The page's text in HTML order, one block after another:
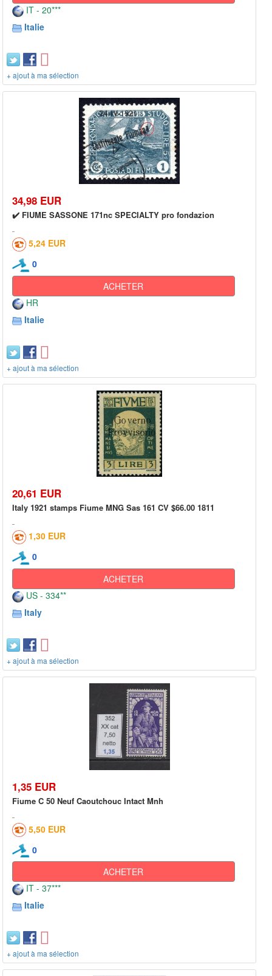
IT - 20***
Italie
+ ajout à ma sélection
34,98 EUR
✔️ FIUME SASSONE 171nc SPECIALTY pro fondazion
5,24 EUR
0
ACHETER
HR
Italie
+ ajout à ma sélection
20,61 EUR
Italy 1921 stamps Fiume MNG Sas 161 CV $66.00 1811
1,30 EUR
0
ACHETER
US - 334**
Italy
+ ajout à ma sélection
1,35 EUR
Fiume C 50 Neuf Caoutchouc Intact Mnh
5,50 EUR
0
ACHETER
IT - 37***
Italie
+ ajout à ma sélection